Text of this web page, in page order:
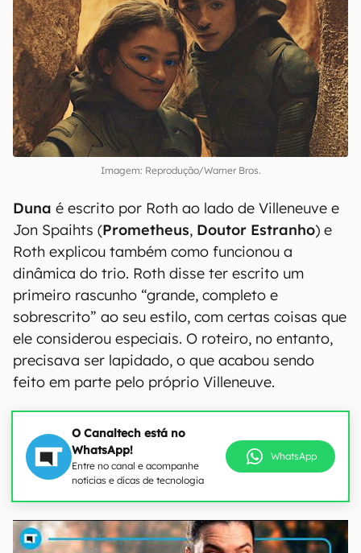
Imagem: Reprodução/Warner Bros.
Duna é escrito por Roth ao lado de Villeneuve e
Jon Spaihts (Prometheus, Doutor Estranho) e
Roth explicou também como funcionou a
dinâmica do trio. Roth disse ter escrito um
primeiro rascunho “grande, completo e
sobrescrito” ao seu estilo, com certas coisas que
ele considerou especiais. O roteiro, no entanto,
precisava ser lapidado, o que acabou sendo
feito em parte pelo próprio Villeneuve.
O Canaltech está no
WhatsApp!
Entre no canal e acompanhe
notícias e dicas de tecnologia
WhatsApp